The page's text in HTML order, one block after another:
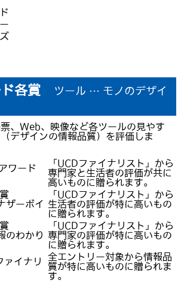
ド各賞
ツール … モノのデザイ
、Web、映像など各ツールの見やす
デザインの情報品質）を評価しま
ワード
「UCDファイナリスト」から
専門家と生活者の評価が共に
高いものに贈られます。
ザーボイ
「UCDファイナリスト」から
生活者の評価が特に高いもの
に贈られます。
のわかり
「UCDファイナリスト」から
専門家の評価が特に高いもの
に贈られます。
イナリ
全エントリー対象から情報品
質が特に高いものに贈られま
す。